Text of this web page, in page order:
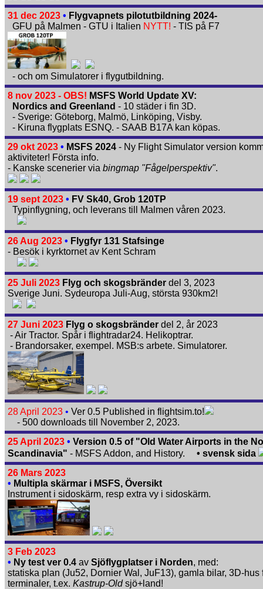
31 dec 2023 • Flygvapnets pilotutbildning 2024-
GFU på Malmen - GTU i Italien NYTT! - TIS på F7
- och om Simulatorer i flygutbildning.
8 nov 2023 - OBS! MSFS World Update XV:
Nordics and Greenland - 10 städer i fin 3D.
- Sverige: Göteborg, Malmö, Linköping, Visby.
- Kiruna flygplats ESNQ. - SAAB B17A kan köpas.
29 okt 2023 • MSFS 2024 - Ny Flight Simulator version
aktiviteter! Första info.
- Kanske scenerier via bingmap "Fågelperspektiv".
19 sept 2023 • FV Sk40, Grob 120TP
Typinflygning, och leverans till Malmen våren 2023.
26 Aug 2023 • Flygfyr 131 Stafsinge
- Besök i kyrktornet av Kent Schram
25 Juli 2023 Flyg och skogsbränder del 3, 2023
Sverige Juni. Sydeuropa Juli-Aug, största 930km2!
27 Juni 2023 Flyg o skogsbränder del 2, år 2023
- Air Tractor. Spår i flightradar24. Helikoptrar.
- Brandorsaker, exempel. MSB:s arbete. Simulatorer.
28 April 2023 • Ver 0.5 Published in flightsim.to!
- 500 downloads till November 2, 2023.
25 April 2023 • Version 0.5 of "Old Water Airports in the
Scandinavia" - MSFS Addon, and History. • svensk sida
26 Mars 2023
• Multipla skärmar i MSFS, Översikt
Instrument i sidoskärm, resp extra vy i sidoskärm.
3 Feb 2023
• Ny test ver 0.4 av Sjöflygplatser i Norden, med:
statiska plan (Ju52, Dornier Wal, JuF13), gamla bilar, 3D-hus
terminaler, t.ex. Kastrup-Oldsjö+land!